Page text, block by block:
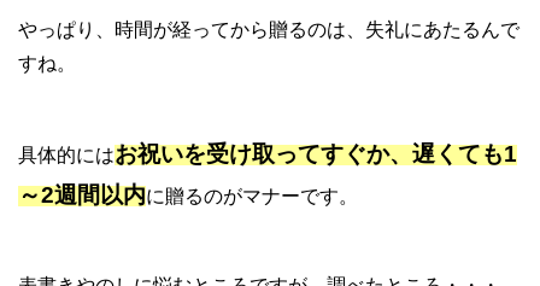
やっぱり、時間が経ってから贈るのは、失礼にあたるんで
すね。
具体的にはお祝いを受け取ってすぐか、遅くても1
～2週間以内に贈るのがマナーです。